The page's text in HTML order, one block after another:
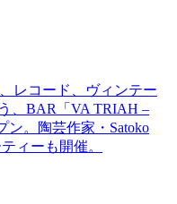
レコード、ヴィンテー
、BAR「VA TRIAH –
。陶芸作家・Satoko
ィーも開催。